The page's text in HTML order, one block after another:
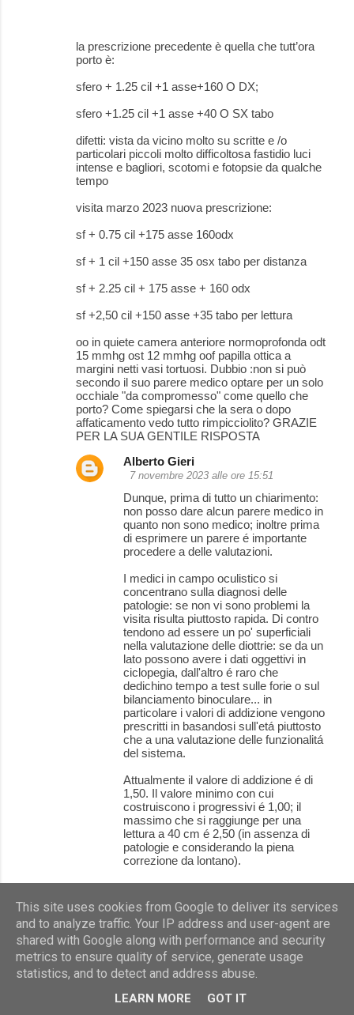
la prescrizione precedente è quella che tutt’ora
porto è:
sfero + 1.25 cil +1 asse+160 O DX;
sfero +1.25 cil +1 asse +40 O SX tabo
difetti: vista da vicino molto su scritte e /o
particolari piccoli molto difficoltosa fastidio luci
intense e bagliori, scotomi e fotopsie da qualche
tempo
visita marzo 2023 nuova prescrizione:
sf + 0.75 cil +175 asse 160odx
sf + 1 cil +150 asse 35 osx tabo per distanza
sf + 2.25 cil + 175 asse + 160 odx
sf +2,50 cil +150 asse +35 tabo per lettura
oo in quiete camera anteriore normoprofonda odt
15 mmhg ost 12 mmhg oof papilla ottica a
margini netti vasi tortuosi. Dubbio :non si può
secondo il suo parere medico optare per un solo
occhiale "da compromesso" come quello che
porto? Come spiegarsi che la sera o dopo
affaticamento vedo tutto rimpicciolito? GRAZIE
PER LA SUA GENTILE RISPOSTA
Alberto Gieri
7 novembre 2023 alle ore 15:51
Dunque, prima di tutto un chiarimento:
non posso dare alcun parere medico in
quanto non sono medico; inoltre prima
di esprimere un parere é importante
procedere a delle valutazioni.
I medici in campo oculistico si
concentrano sulla diagnosi delle
patologie: se non vi sono problemi la
visita risulta piuttosto rapida. Di contro
tendono ad essere un po' superficiali
nella valutazione delle diottrie: se da un
lato possono avere i dati oggettivi in
ciclopegia, dall'altro é raro che
dedichino tempo a test sulle forie o sul
bilanciamento binoculare... in
particolare i valori di addizione vengono
prescritti in basandosi sull'etá piuttosto
che a una valutazione delle funzionalitá
del sistema.
Attualmente il valore di addizione é di
1,50. Il valore minimo con cui
costruiscono i progressivi é 1,00; il
massimo che si raggiunge per una
lettura a 40 cm é 2,50 (in assenza di
patologie e considerando la piena
correzione da lontano).
Considerato tutto: io opterei per un
progressivo (visto che i valori sono
bassi) o per una lente "Office Room"
(prodotte da Zeiss, concettualmente
una lente occiupazionale ma che si
avvicina molto a una lente progressiva;
a differenza di una progressiva piena
sacrificano lievemente il campo
lievemente la visione da lontano a
This site uses cookies from Google to deliver its services
and to analyze traffic. Your IP address and user-agent are
shared with Google along with performance and security
metrics to ensure quality of service, generate usage
statistics, and to detect and address abuse.
LEARN MORE GOT IT